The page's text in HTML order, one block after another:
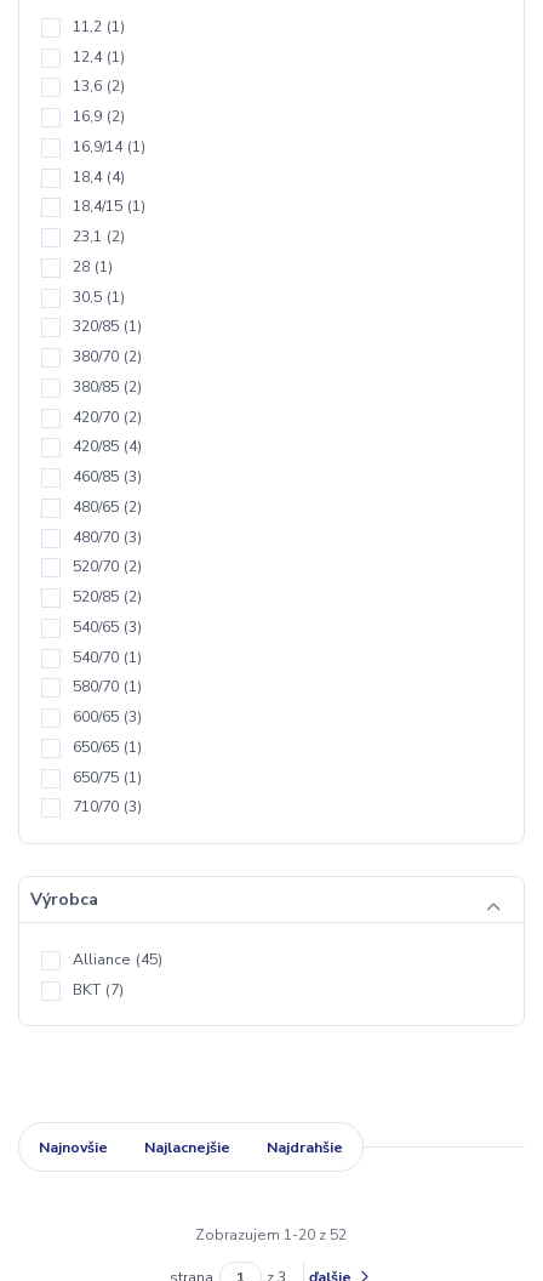
11,2 (1)
12,4 (1)
13,6 (2)
16,9 (2)
16,9/14 (1)
18,4 (4)
18,4/15 (1)
23,1 (2)
28 (1)
30,5 (1)
320/85 (1)
380/70 (2)
380/85 (2)
420/70 (2)
420/85 (4)
460/85 (3)
480/65 (2)
480/70 (3)
520/70 (2)
520/85 (2)
540/65 (3)
540/70 (1)
580/70 (1)
600/65 (3)
650/65 (1)
650/75 (1)
710/70 (3)
Výrobca
Alliance (45)
BKT (7)
Najnovšie Najlacnejšie Najdrahšie
Zobrazujem 1-20 z 52